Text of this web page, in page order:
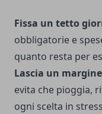
Fissa un tetto
obbligatorie e
quanto resta per
Lascia un
evita che pioggia,
ogni scelta in